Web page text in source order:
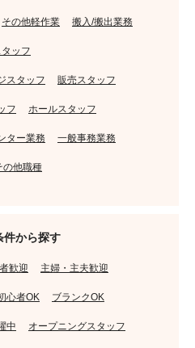
その他軽作業 搬入/搬出業務
ッフ
スタッフ 販売スタッフ
フ ホールスタッフ
ター業務 一般事務業務
の他職種
件から探す
歓迎 主婦・主夫歓迎
心者OK ブランクOK
中 オープニングスタッフ